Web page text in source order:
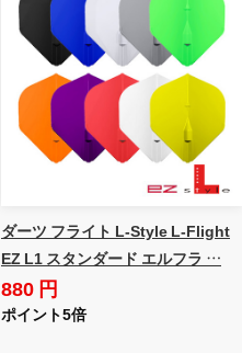
ダーツ フライト L-Style L-Flight
EZ L1 スタンダード エルフラ …
880 円
ポイント5倍